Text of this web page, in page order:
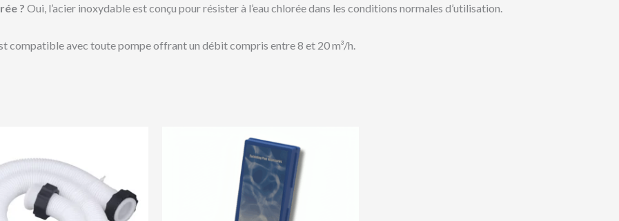
? Oui, l’acier inoxydable est conçu pour résister à l’eau chlorée dans les conditions normales d’utilisation.
compatible avec toute pompe offrant un débit compris entre 8 et 20 m³/h.